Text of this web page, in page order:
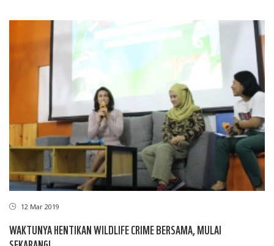
12 Mar 2019
WAKTUNYA HENTIKAN WILDLIFE CRIME BERSAMA, MULAI